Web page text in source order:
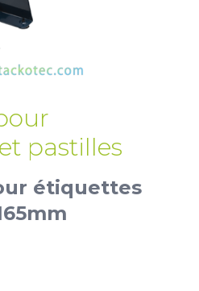
pastilles
étiquettes